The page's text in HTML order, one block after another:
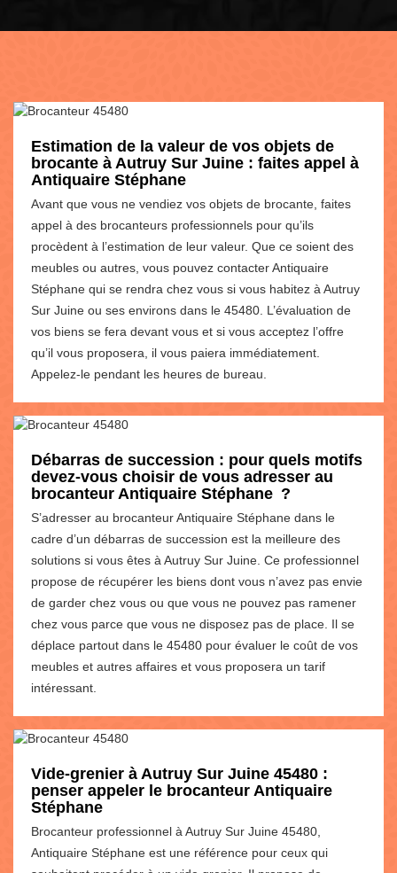
Estimation de la valeur de vos objets de
brocante à Autruy Sur Juine : faites appel à
Antiquaire Stéphane
Avant que vous ne vendiez vos objets de brocante, faites
appel à des brocanteurs professionnels pour qu’ils
procèdent à l’estimation de leur valeur. Que ce soient des
meubles ou autres, vous pouvez contacter Antiquaire
Stéphane qui se rendra chez vous si vous habitez à Autruy
Sur Juine ou ses environs dans le 45480. L’évaluation de
vos biens se fera devant vous et si vous acceptez l’offre
qu’il vous proposera, il vous paiera immédiatement.
Appelez-le pendant les heures de bureau.
Débarras de succession : pour quels motifs
devez-vous choisir de vous adresser au
brocanteur Antiquaire Stéphane ?
S’adresser au brocanteur Antiquaire Stéphane dans le
cadre d’un débarras de succession est la meilleure des
solutions si vous êtes à Autruy Sur Juine. Ce professionnel
propose de récupérer les biens dont vous n’avez pas envie
de garder chez vous ou que vous ne pouvez pas ramener
chez vous parce que vous ne disposez pas de place. Il se
déplace partout dans le 45480 pour évaluer le coût de vos
meubles et autres affaires et vous proposera un tarif
intéressant.
Vide-grenier à Autruy Sur Juine 45480 :
penser appeler le brocanteur Antiquaire
Stéphane
Brocanteur professionnel à Autruy Sur Juine 45480,
Antiquaire Stéphane est une référence pour ceux qui